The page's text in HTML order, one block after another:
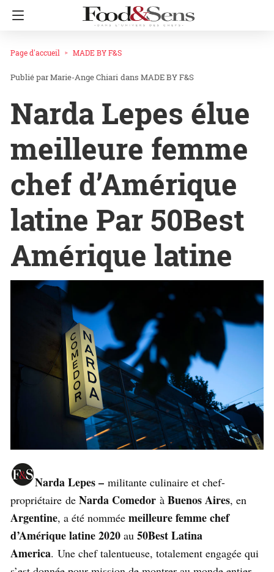
Page d'accueil MADE BY F&S
Marie-Ange Chiari dans MADE BY F&S
Narda Lepes élue
meilleure femme
chef d’Amérique
latine Par 50Best
Amérique latine
Narda Lepes – militante culinaire et chef-
propriétaire de Narda Comedor à Buenos Aires, en
Argentine, a été nommée meilleure femme chef
d’Amérique latine 2020 au 50Best Latina
America. Une chef talentueuse, totalement engagée qui